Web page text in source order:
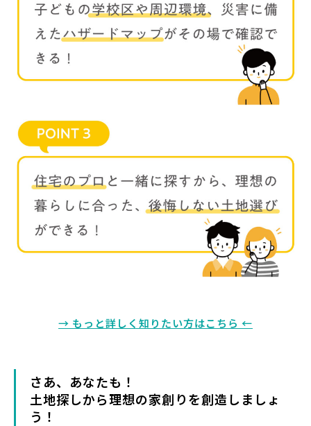
→ もっと詳しく知りたい方はこちら ←
さあ、あなたも！
土地探しから理想の家創りを創造しましょ
う！